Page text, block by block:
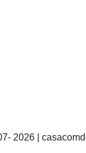
2026 |